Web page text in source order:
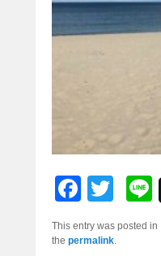
F
a
c
wi
tt
Li
This entry was posted in
the permalink